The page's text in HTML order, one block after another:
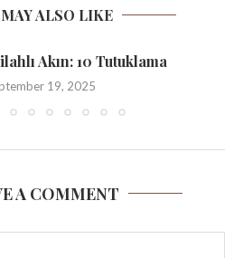
ALSO LIKE
Akın: 10 Tutuklama
19, 2025
A COMMENT